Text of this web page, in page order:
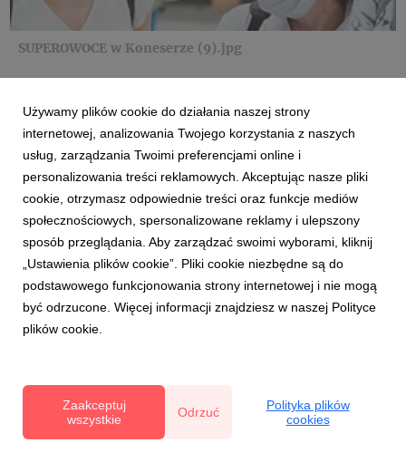
SUPEROWOCE w Koneserze (9).jpg
SUPEROWOCE w Koneserze (6).jpg
grafika|229 KB
SUPEROWOCE w Koneserze (8).jpg
Używamy plików cookie do działania naszej strony
internetowej, analizowania Twojego korzystania z naszych
usług, zarządzania Twoimi preferencjami online i
personalizowania treści reklamowych. Akceptując nasze pliki
cookie, otrzymasz odpowiednie treści oraz funkcje mediów
społecznościowych, spersonalizowane reklamy i ulepszony
sposób przeglądania. Aby zarządzać swoimi wyborami, kliknij
„Ustawienia plików cookie”. Pliki cookie niezbędne są do
podstawowego funkcjonowania strony internetowej i nie mogą
być odrzucone. Więcej informacji znajdziesz w naszej Polityce
plików cookie.
Zaakceptuj
wszystkie
Odrzuć
Polityka plików
cookies